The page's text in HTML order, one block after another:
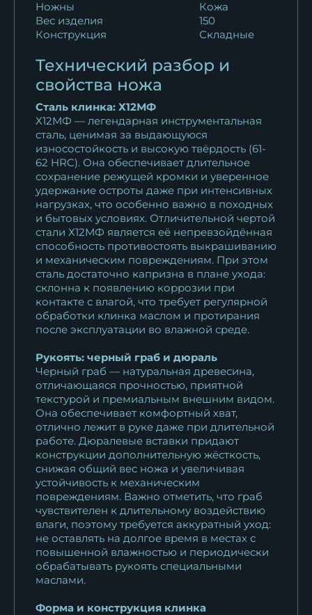
Ножны
Кожа
Вес изделия
150
Конструкция
Складные
Технический разбор и
свойства ножа
Сталь клинка: Х12МФ
Х12МФ — легендарная инструментальная
сталь, ценимая за выдающуюся
износостойкость и высокую твёрдость (61-
62 HRC). Она обеспечивает длительное
сохранение режущей кромки и уверенное
удержание остроты даже при интенсивных
нагрузках, что особенно важно в походных
и бытовых условиях. Отличительной чертой
стали Х12МФ является её непревзойдённая
способность противостоять выкрашиванию
и механическим повреждениям. При этом
сталь достаточно капризна в плане ухода:
склонна к появлению коррозии при
контакте с влагой, что требует регулярной
обработки клинка маслом и протирания
после эксплуатации во влажной среде.
Рукоять: черный граб и дюраль
Черный граб — натуральная древесина,
отличающаяся прочностью, приятной
текстурой и премиальным внешним видом.
Она обеспечивает комфортный хват,
отлично лежит в руке даже при длительной
работе. Дюралевые вставки придают
конструкции дополнительную жёсткость,
снижая общий вес ножа и увеличивая
устойчивость к механическим
повреждениям. Важно отметить, что граб
чувствителен к длительному воздействию
влаги, поэтому требуется аккуратный уход:
не оставлять на долгое время в местах с
повышенной влажностью и периодически
обрабатывать рукоять специальными
маслами.
Форма и конструкция клинка